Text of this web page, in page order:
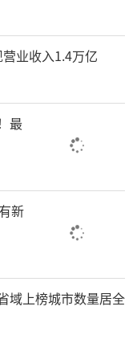
专业人才，助
展，为国家供应
责任编辑：周龙
业收入1.4万亿
最
新
域上榜城市数量居全